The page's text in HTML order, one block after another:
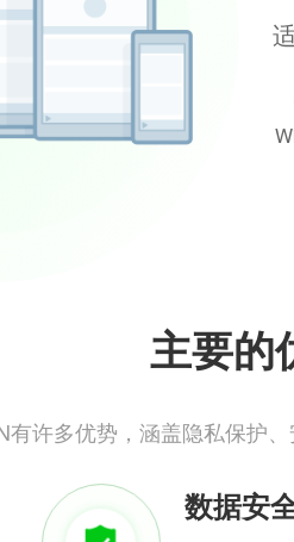
主要的
有许多优势，涵盖隐私保护
数据安